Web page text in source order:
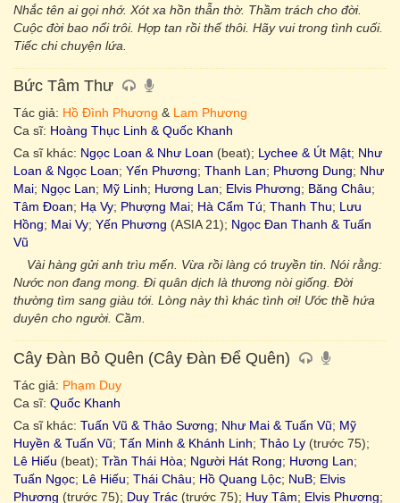
Nhắc tên ai gọi nhớ. Xót xa hồn thẫn thờ. Thầm trách cho đời.
Cuộc đời bao nổi trôi. Hợp tan rồi thế thôi. Hãy vui trong tình cuối.
Tiếc chi chuyện lứa.
Bức Tâm Thư
Tác giả: Hồ Đình Phương & Lam Phương
Ca sĩ: Hoàng Thục Linh & Quốc Khanh
Ca sĩ khác: Ngọc Loan & Như Loan (beat); Lychee & Út Mật; Như
Loan & Ngọc Loan; Yến Phương; Thanh Lan; Phương Dung; Như
Mai; Ngọc Lan; Mỹ Linh; Hương Lan; Elvis Phương; Băng Châu;
Tâm Đoan; Hạ Vy; Phượng Mai; Hà Cẩm Tú; Thanh Thu; Lưu
Hồng; Mai Vy; Yến Phương (ASIA 21); Ngọc Đan Thanh & Tuấn
Vũ
Vài hàng gửi anh trìu mến. Vừa rồi làng có truyền tin. Nói rằng:
Nước non đang mong. Đi quân dịch là thương nòi giống. Đời
thường tìm sang giàu tới. Lòng này thì khác tình ơi! Ước thề hứa
duyên cho người. Cầm.
Cây Đàn Bỏ Quên (Cây Đàn Để Quên)
Tác giả: Phạm Duy
Ca sĩ: Quốc Khanh
Ca sĩ khác: Tuấn Vũ & Thảo Sương; Như Mai & Tuấn Vũ; Mỹ
Huyền & Tuấn Vũ; Tấn Minh & Khánh Linh; Thảo Ly (trước 75);
Lê Hiếu (beat); Trần Thái Hòa; Người Hát Rong; Hương Lan;
Tuấn Ngọc; Lê Hiếu; Thái Châu; Hồ Quang Lộc; NuB; Elvis
Phương (trước 75); Duy Trác (trước 75); Huy Tâm; Elvis Phương;